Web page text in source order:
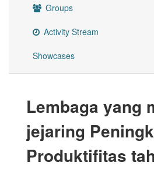
Groups
Activity Stream
Showcases
Lembaga yang
jejaring
Produktifitas